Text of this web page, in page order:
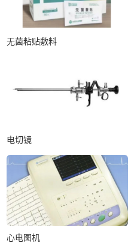
无菌粘贴敷料
电切镜
心电图机